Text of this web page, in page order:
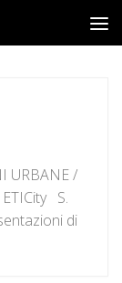
URBANE /
S.
di